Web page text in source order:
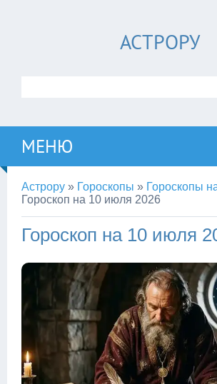
АСТРОРУ
МЕНЮ
Астрору » Гороскопы » Гороскопы
Гороскоп на 10 июля 2026
Гороскоп на 10 июля